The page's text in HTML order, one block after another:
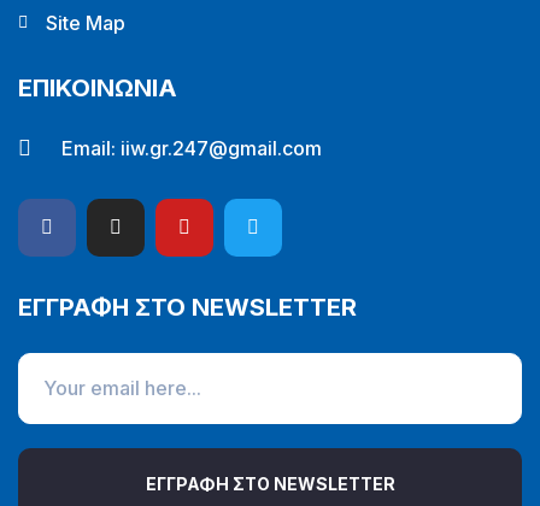
Site Map
ΕΠΙΚΟΙΝΩΝΙΑ
Email: iiw.gr.247@gmail.com
ΕΓΓΡΑΦΗ ΣΤΟ NEWSLETTER
ΕΓΓΡΑΦΗ ΣΤΟ NEWSLETTER